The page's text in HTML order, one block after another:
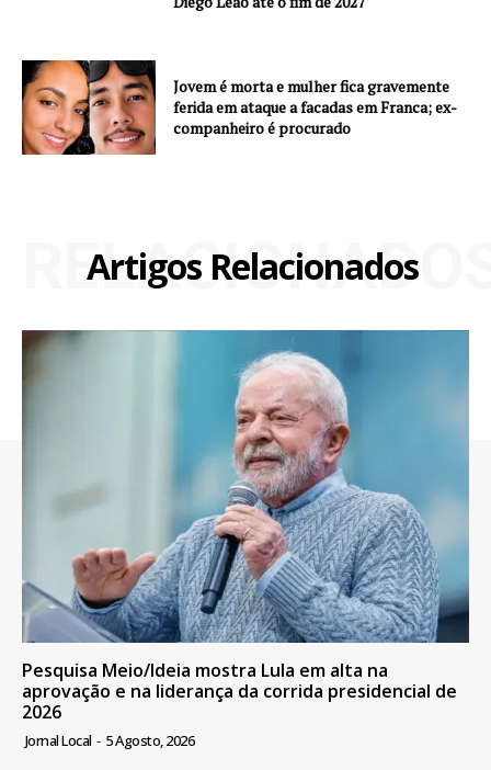
Jovem é morta e mulher fica gravemente
ferida em ataque a facadas em Franca; ex-
companheiro é procurado
Artigos Relacionados
Pesquisa Meio/Ideia mostra Lula em alta na
aprovação e na liderança da corrida presidencial de
2026
Jornal Local - 5 Agosto, 2026